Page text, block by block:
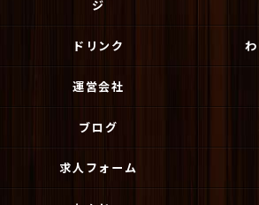
ジ
ドリンク
運営会社
ブログ
求人フォーム